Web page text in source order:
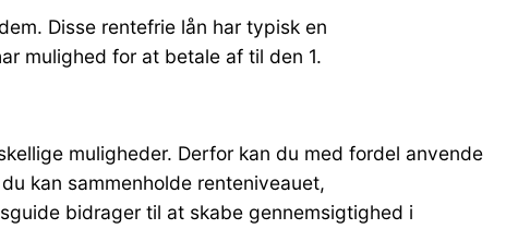
Disse rentefrie lån har typisk en
mulighed for at betale af til den 1.
muligheder. Derfor kan du med fordel anvende
kan sammenholde renteniveauet,
bidrager til at skabe gennemsigtighed i